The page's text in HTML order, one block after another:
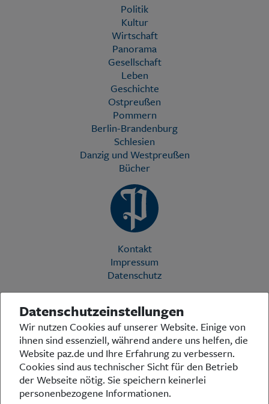
Politik
Kultur
Wirtschaft
Panorama
Gesellschaft
Leben
Geschichte
Ostpreußen
Pommern
Berlin-Brandenburg
Schlesien
Danzig und Westpreußen
Bücher
Kontakt
Impressum
Datenschutz
Die Preußische Allgemeine Zeitung (PAZ) ist eine einzigartige Stimme
in der deutschen Medienlandschaft. Woche für Woche berichtet sie
über das aktuelle Zeitgeschehen in Politik, Kultur und Wirtschaft und
bezieht zu den grundlegenden Entwicklungen unserer Gesellschaft
Stellung. In ihrer Arbeit fühlt sich die Redaktion dem traditionellen
preußischen Wertekanon verpflichtet: Das alte Preußen stand und
steht für religiöse und weltanschauliche Toleranz, für Heimatliebe
und Weltoffenheit, für Rechtstaatlichkeit und intellektuelle
Datenschutzeinstellungen
Wir nutzen Cookies auf unserer Website. Einige von
ihnen sind essenziell, während andere uns helfen, die
Website paz.de und Ihre Erfahrung zu verbessern.
Cookies sind aus technischer Sicht für den Betrieb
der Webseite nötig. Sie speichern keinerlei
personenbezogene Informationen.